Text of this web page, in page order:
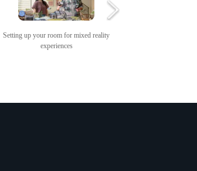
Setting up your room for mixed reality
experiences